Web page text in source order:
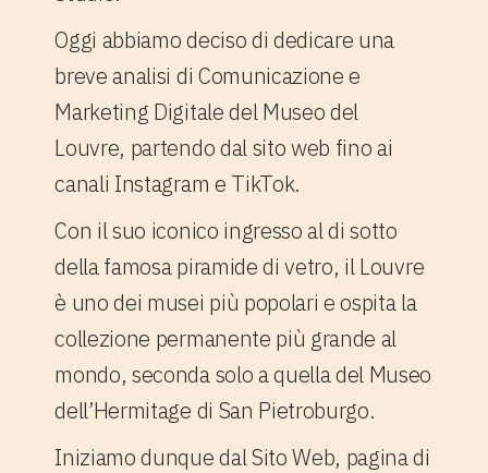
Oggi abbiamo deciso di dedicare una
breve analisi di Comunicazione e
Marketing Digitale del Museo del
Louvre, partendo dal sito web fino ai
canali Instagram e TikTok.
Con il suo iconico ingresso al di sotto
della famosa piramide di vetro, il Louvre
è uno dei musei più popolari e ospita la
collezione permanente più grande al
mondo, seconda solo a quella del Museo
dell’Hermitage di San Pietroburgo.
Iniziamo dunque dal Sito Web, pagina di